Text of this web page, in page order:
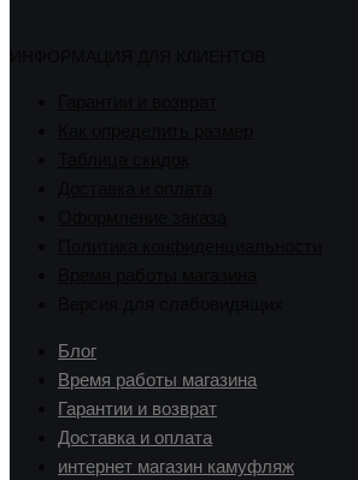
Блог
Время работы магазина
Гарантии и возврат
Доставка и оплата
интернет магазин камуфляж